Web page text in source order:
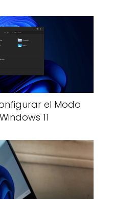
el Modo
11